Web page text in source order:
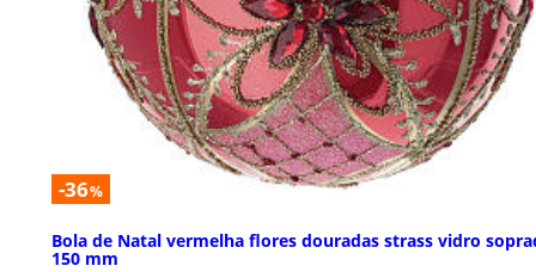
-36%
Bola de Natal vermelha flores douradas strass vidro
150 mm